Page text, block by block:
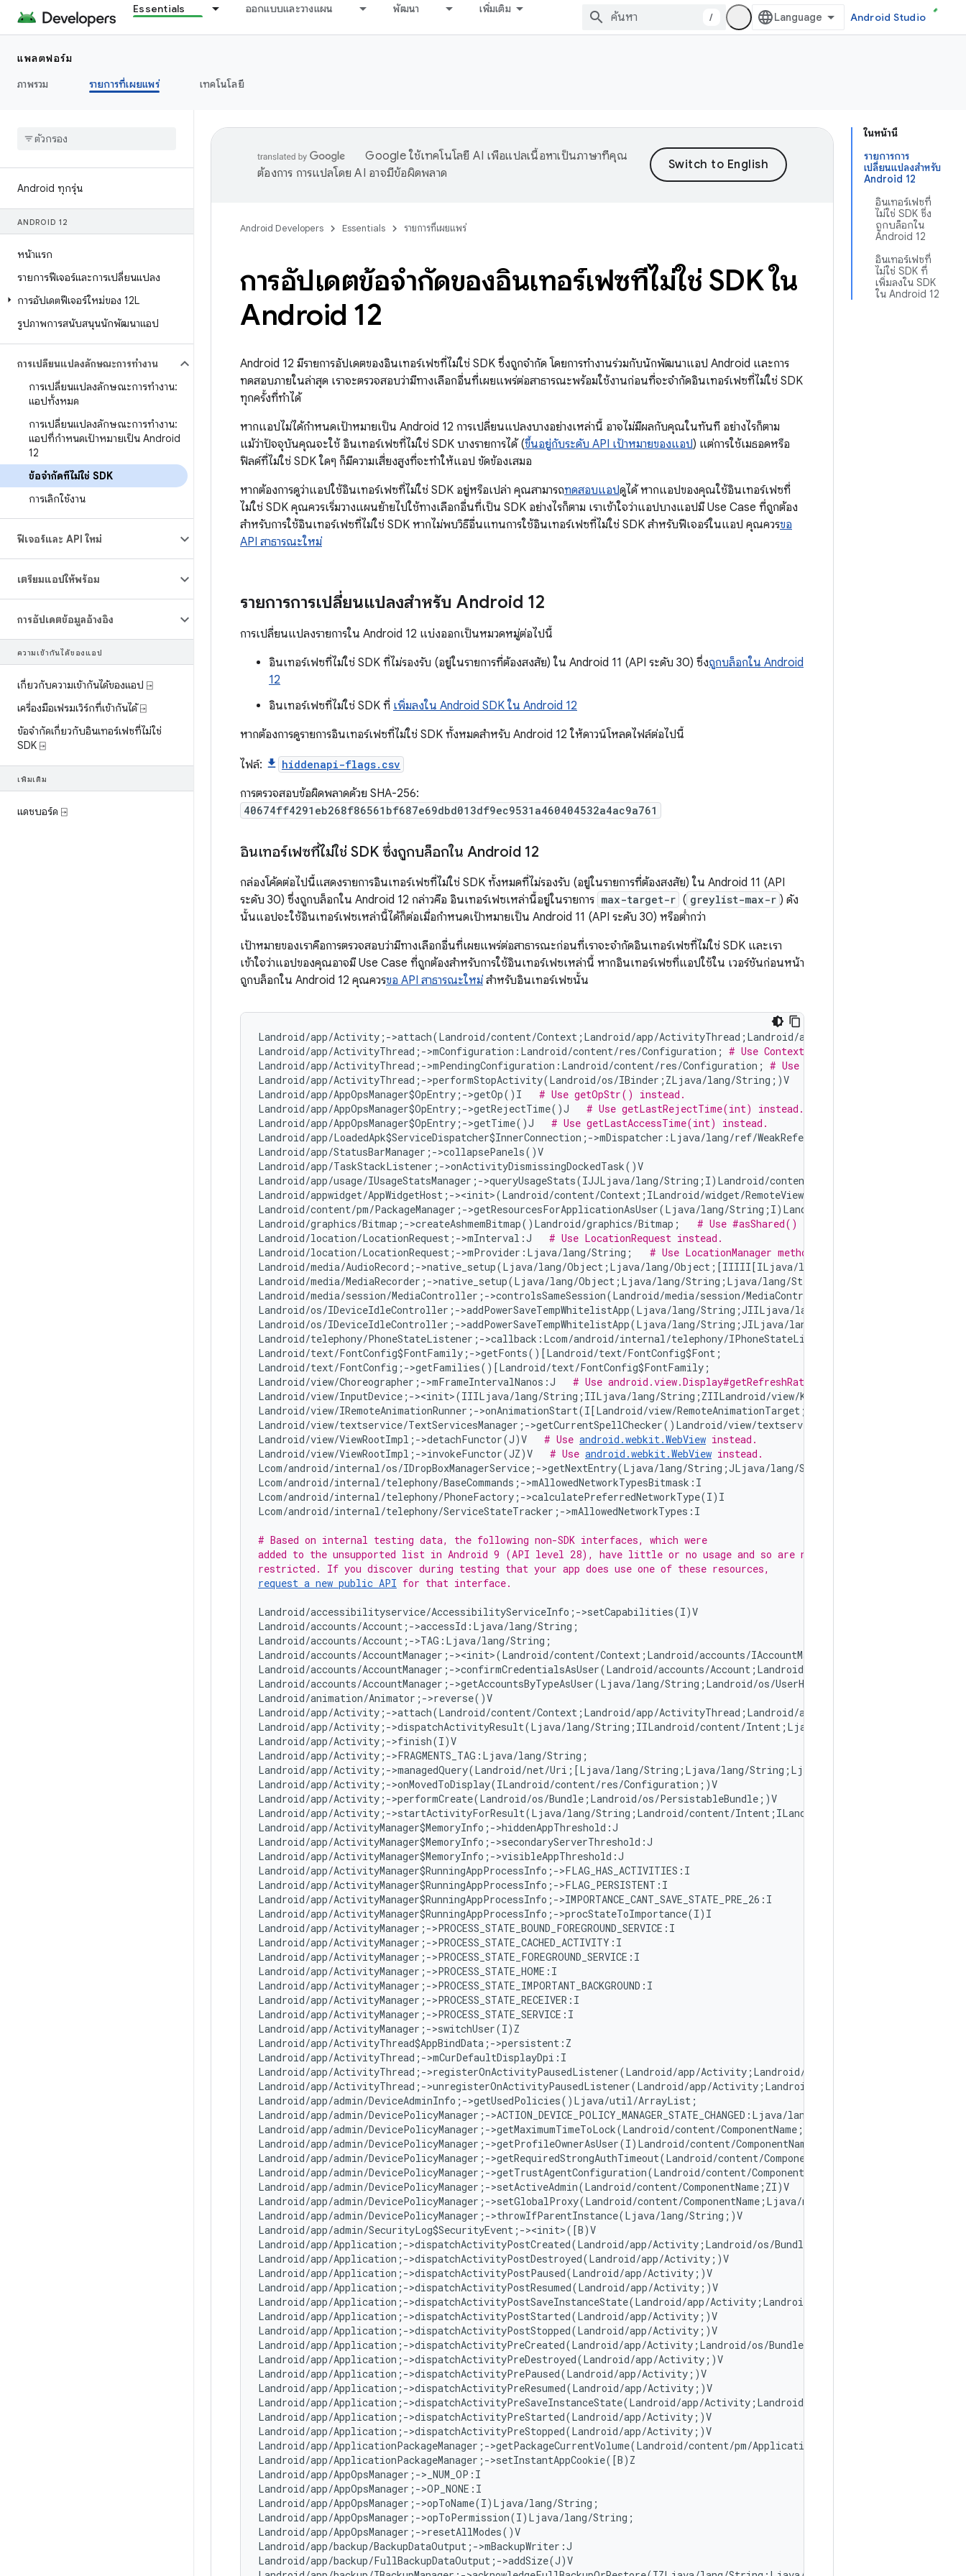
Essentials ออกแบบและวางแผน พัฒนา เพิ่มเติม
/ Android Studio
แพลตฟอร์ม
ภาพรวม
รายการที่เผยแพร่ เทคโนโลยี
Android ทุกรุ่น
ANDROID 12
หน้าแรก
รายการฟีเจอร์และการเปลี่ยนแปลง
การอัปเดตฟีเจอร์ใหม่ของ 12L
รูปภาพการสนับสนุนนักพัฒนาแอป
การเปลี่ยนแปลงลักษณะการทำงาน
การเปลี่ยนแปลงลักษณะการทํางาน:
แอปทั้งหมด
การเปลี่ยนแปลงลักษณะการทํางาน:
แอปที่กําหนดเป้าหมายเป็น Android
12
ข้อจำกัดที่ไม่ใช่ SDK
การเลิกใช้งาน
ฟีเจอร์และ API ใหม่
เตรียมแอปให้พร้อม
การอัปเดตข้อมูลอ้างอิง
ความเข้ากันได้ของแอป
เกี่ยวกับความเข้ากันได้ของแอป ⍈
เครื่องมือเฟรมเวิร์กที่เข้ากันได้ ⍈
ข้อจำกัดเกี่ยวกับอินเทอร์เฟซที่ไม่ใช่
SDK ⍈
เพิ่มเติม
แดชบอร์ด ⍈
ในหน้านี้
รายการการ
เปลี่ยนแปลงสำหรับ
Android 12
อินเทอร์เฟซที่
ไม่ใช่ SDK ซึ่ง
ถูกบล็อกใน
Android 12
อินเทอร์เฟซที่
ไม่ใช่ SDK ที่
เพิ่มลงใน SDK
ใน Android 12
Google ใช้เทคโนโลยี AI เพื่อแปลเนื้อหาเป็นภาษาที่คุณ
ต้องการ การแปลโดย AI อาจมีข้อผิดพลาด
Android Developers Essentials รายการที่เผยแพร่
การอัปเดตข้อจำกัดของอินเทอร์เฟซที่ไม่ใช่ SDK ใน
Android 12
Android 12 มีรายการอัปเดตของอินเทอร์เฟซที่ไม่ใช่ SDK ซึ่งถูกจำกัด โดยการทำงานร่วมกับนักพัฒนาแอป Android และการ
ทดสอบภายในล่าสุด เราจะตรวจสอบว่ามีทางเลือกอื่นที่เผยแพร่ต่อสาธารณะพร้อมใช้งานก่อนที่จะจำกัดอินเทอร์เฟซที่ไม่ใช่ SDK
ทุกครั้งที่ทำได้
หากแอปไม่ได้กำหนดเป้าหมายเป็น Android 12 การเปลี่ยนแปลงบางอย่างเหล่านี้ อาจไม่มีผลกับคุณในทันที อย่างไรก็ตาม
แม้ว่าปัจจุบันคุณจะใช้ อินเทอร์เฟซที่ไม่ใช่ SDK บางรายการได้ (ขึ้นอยู่กับระดับ API เป้าหมายของแอป) แต่การใช้เมธอดหรือ
ฟิลด์ที่ไม่ใช่ SDK ใดๆ ก็มีความเสี่ยงสูงที่จะทำให้แอป ขัดข้องเสมอ
หากต้องการดูว่าแอปใช้อินเทอร์เฟซที่ไม่ใช่ SDK อยู่หรือเปล่า คุณสามารถทดสอบแอปดูได้ หากแอปของคุณใช้อินเทอร์เฟซที่
ไม่ใช่ SDK คุณควรเริ่มวางแผนย้ายไปใช้ทางเลือกอื่นที่เป็น SDK อย่างไรก็ตาม เราเข้าใจว่าแอปบางแอปมี Use Case ที่ถูกต้อง
สำหรับการใช้อินเทอร์เฟซที่ไม่ใช่ SDK หากไม่พบวิธีอื่นแทนการใช้อินเทอร์เฟซที่ไม่ใช่ SDK สำหรับฟีเจอร์ในแอป คุณควรขอ
API สาธารณะใหม่
รายการการเปลี่ยนแปลงสำหรับ Android 12
การเปลี่ยนแปลงรายการใน Android 12 แบ่งออกเป็นหมวดหมู่ต่อไปนี้
อินเทอร์เฟซที่ไม่ใช่ SDK ที่ไม่รองรับ (อยู่ในรายการที่ต้องสงสัย) ใน Android 11 (API ระดับ 30) ซึ่งถูกบล็อกใน Android
12
อินเทอร์เฟซที่ไม่ใช่ SDK ที่ เพิ่มลงใน Android SDK ใน Android 12
หากต้องการดูรายการอินเทอร์เฟซที่ไม่ใช่ SDK ทั้งหมดสำหรับ Android 12 ให้ดาวน์โหลดไฟล์ต่อไปนี้
ไฟล์: hiddenapi-flags.csv
การตรวจสอบข้อผิดพลาดด้วย SHA-256:
40674ff4291eb268f86561bf687e69dbd013df9ec9531a460404532a4ac9a761
อินเทอร์เฟซที่ไม่ใช่ SDK ซึ่งถูกบล็อกใน Android 12
กล่องโค้ดต่อไปนี้แสดงรายการอินเทอร์เฟซที่ไม่ใช่ SDK ทั้งหมดที่ไม่รองรับ (อยู่ในรายการที่ต้องสงสัย) ใน Android 11 (API
ระดับ 30) ซึ่งถูกบล็อกใน Android 12 กล่าวคือ อินเทอร์เฟซเหล่านี้อยู่ในรายการ max-target-r ( greylist-max-r ) ดัง
นั้นแอปจะใช้อินเทอร์เฟซเหล่านี้ได้ก็ต่อเมื่อกำหนดเป้าหมายเป็น Android 11 (API ระดับ 30) หรือต่ำกว่า
เป้าหมายของเราคือการตรวจสอบว่ามีทางเลือกอื่นที่เผยแพร่ต่อสาธารณะก่อนที่เราจะจำกัดอินเทอร์เฟซที่ไม่ใช่ SDK และเรา
เข้าใจว่าแอปของคุณอาจมี Use Case ที่ถูกต้องสำหรับการใช้อินเทอร์เฟซเหล่านี้ หากอินเทอร์เฟซที่แอปใช้ใน เวอร์ชันก่อนหน้า
ถูกบล็อกใน Android 12 คุณควรขอ API สาธารณะใหม่ สำหรับอินเทอร์เฟซนั้น
Landroid/app/Activity;->attach(Landroid/content/Context;Landroid/app/ActivityThread;Landroid/app/
Landroid/app/ActivityThread;->mConfiguration:Landroid/content/res/Configuration; # Use
Landroid/app/ActivityThread;->mPendingConfiguration:Landroid/content/res/Configuration; # Use
Landroid/app/ActivityThread;->performStopActivity(Landroid/os/IBinder;ZLjava/lang/String;)V
Landroid/app/AppOpsManager$OpEntry;->getOp()I # Use getOpStr() instead.
Landroid/app/AppOpsManager$OpEntry;->getRejectTime()J # Use getLastRejectTime(int) instead.
Landroid/app/AppOpsManager$OpEntry;->getTime()J # Use getLastAccessTime(int) instead.
Landroid/app/LoadedApk$ServiceDispatcher$InnerConnection;->mDispatcher:Ljava/lang/ref/WeakReference;
Landroid/app/StatusBarManager;->collapsePanels()V
Landroid/app/TaskStackListener;->onActivityDismissingDockedTask()V
Landroid/app/usage/IUsageStatsManager;->queryUsageStats(IJJLjava/lang/String;I)Landroid/content/pm/ParceledListSlice;
Landroid/appwidget/AppWidgetHost;-><init>(Landroid/content/Context;ILandroid/widget/
Landroid/content/pm/PackageManager;->getResourcesForApplicationAsUser(Ljava/lang/String;I)Landroid/content/res/
Landroid/graphics/Bitmap;->createAshmemBitmap()Landroid/graphics/Bitmap; # Use #asShared() instead.
Landroid/location/LocationRequest;->mInterval:J # Use LocationRequest instead.
Landroid/location/LocationRequest;->mProvider:Ljava/lang/String; # Use LocationManager methods to provide the
Landroid/media/AudioRecord;->native_setup(Ljava/lang/Object;Ljava/lang/Object;[IIIII[ILjava/lang/String;J)I
Landroid/media/MediaRecorder;->native_setup(Ljava/lang/Object;Ljava/lang/String;Ljava/lang/String;)V
Landroid/media/session/MediaController;->controlsSameSession(Landroid/media/session/MediaController;)Z
Landroid/os/IDeviceIdleController;->addPowerSaveTempWhitelistApp(Ljava/lang/String;JIILjava/lang/String;)V
Landroid/os/IDeviceIdleController;->addPowerSaveTempWhitelistApp(Ljava/lang/String;JILjava/lang/String;)V
Landroid/telephony/PhoneStateListener;->callback:Lcom/android/internal/telephony/IPhoneStateListener;
Landroid/text/FontConfig$FontFamily;->getFonts()[Landroid/text/FontConfig$Font;
Landroid/text/FontConfig;->getFamilies()[Landroid/text/FontConfig$FontFamily;
Landroid/view/Choreographer;->mFrameIntervalNanos:J # Use android.view.Display#getRefreshRate instead.
Landroid/view/InputDevice;-><init>(IIILjava/lang/String;IILjava/lang/String;ZIILandroid/view/KeyCharacterMap;ZZZZ)V
Landroid/view/IRemoteAnimationRunner;->onAnimationStart(I[Landroid/view/RemoteAnimationTarget;[Landroid/view/
Landroid/view/textservice/TextServicesManager;->getCurrentSpellChecker()Landroid/view/textservice/SpellCheckerInfo;
Landroid/view/ViewRootImpl;->detachFunctor(J)V # Use android.webkit.WebView instead.
Landroid/view/ViewRootImpl;->invokeFunctor(JZ)V # Use android.webkit.WebView instead.
Lcom/android/internal/os/IDropBoxManagerService;->getNextEntry(Ljava/lang/String;JLjava/lang/String;)Landroid/os/
Lcom/android/internal/telephony/BaseCommands;->mAllowedNetworkTypesBitmask:I
Lcom/android/internal/telephony/PhoneFactory;->calculatePreferredNetworkType(I)I
Lcom/android/internal/telephony/ServiceStateTracker;->mAllowedNetworkTypes:I
# Based on internal testing data, the following non-SDK interfaces, which were
added to the unsupported list in Android 9 (API level 28), have little or no usage and so are now
request a new public API for that interface.